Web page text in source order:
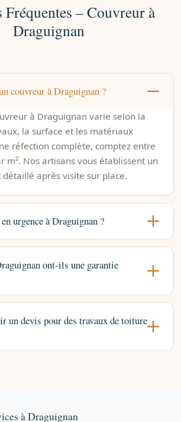
Fréquentes – Couvreur à
Draguignan
couvreur à Draguignan ?
à Draguignan varie selon la
la surface et les matériaux
réfection complète, comptez entre
m². Nos artisans vous établissent un
après visite sur place.
urgence à Draguignan ?
ont-ils une garantie
un devis pour des travaux de toiture
à Draguignan